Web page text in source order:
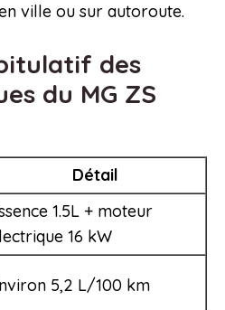
ville ou sur autoroute.
des
du MG ZS
Détail
1.5L + moteur
16 kW
5,2 L/100 km